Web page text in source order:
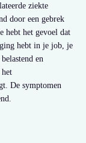
ziekte
door een gebrek
hebt het gevoel dat
hebt in je job, je
en
De symptomen